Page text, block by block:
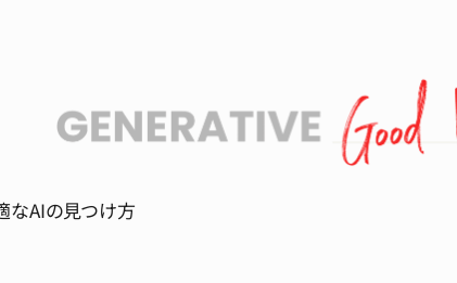
なAIの見つけ方